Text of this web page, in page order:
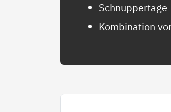
Schnuppertage
Kombination